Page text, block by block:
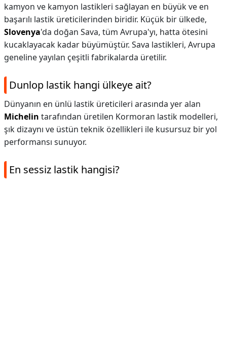
kamyon ve kamyon lastikleri sağlayan en büyük ve en
başarılı lastik üreticilerinden biridir. Küçük bir ülkede,
Slovenya'da doğan Sava, tüm Avrupa'yı, hatta ötesini
kucaklayacak kadar büyümüştür. Sava lastikleri, Avrupa
geneline yayılan çeşitli fabrikalarda üretilir.
Dunlop lastik hangi ülkeye ait?
Dünyanın en ünlü lastik üreticileri arasında yer alan
Michelin tarafından üretilen Kormoran lastik modelleri,
şık dizaynı ve üstün teknik özellikleri ile kusursuz bir yol
performansı sunuyor.
En sessiz lastik hangisi?